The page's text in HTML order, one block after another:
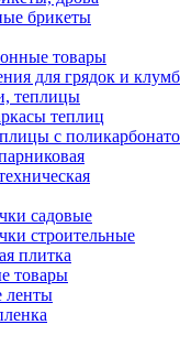
брикеты
товары
для грядок и клумб
теплицы
теплиц
с
садовые
строительные
плитка
товары
ленты